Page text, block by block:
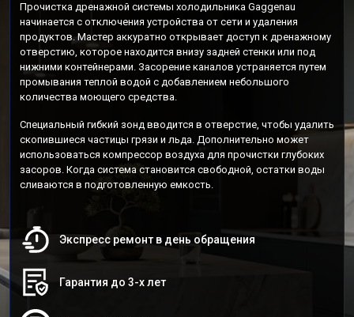
Прочистка дренажной системы холодильника Gaggenau
начинается с отключения устройства от сети и удаления
продуктов. Мастер аккуратно открывает доступ к дренажному
отверстию, которое находится внизу задней стенки или под
нижними контейнерами. Засорение каналов устраняется путем
промывания теплой водой с добавлением небольшого
количества моющего средства.
Специальный гибкий зонд вводится в отверстие, чтобы удалить
скопившиеся частицы грязи и льда. Дополнительно может
использоваться компрессор воздуха для прочистки глубоких
засоров. Когда система становится свободной, остатки воды
сливаются в подготовленную емкость.
Экспресс ремонт в день обращения
Гарантия до 3-х лет